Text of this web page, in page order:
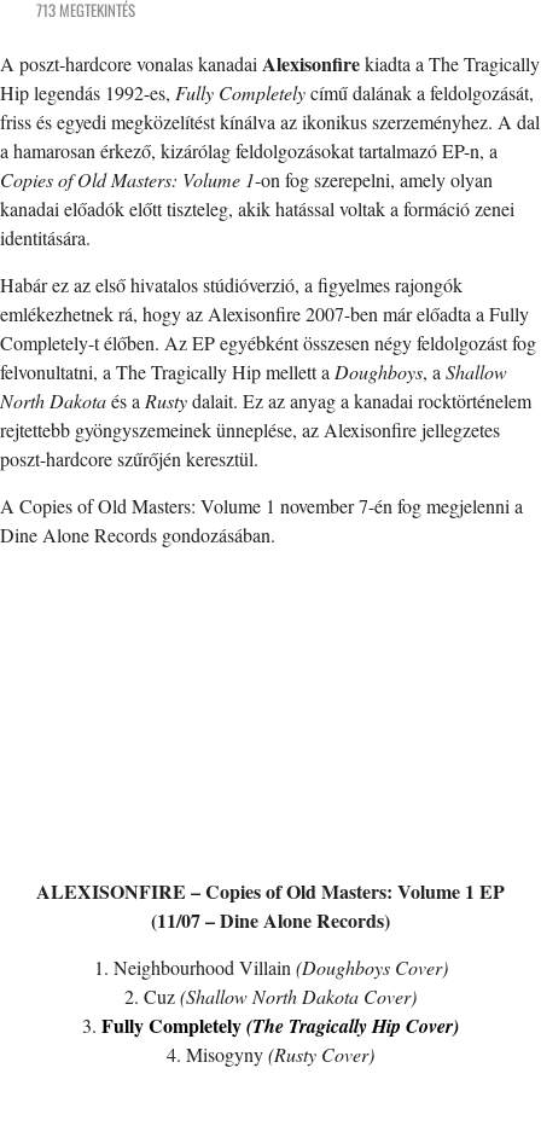
713 MEGTEKINTÉS
A poszt-hardcore vonalas kanadai Alexisonfirekiadta a The Tragically
Hip legendás 1992-es, Fully Completelycímű dalának a feldolgozását,
friss és egyedi megközelítést kínálva az ikonikus szerzeményhez. A dal
a hamarosan érkező, kizárólag feldolgozásokat tartalmazó EP-n, a
Copies of Old Masters: Volume 1-on fog szerepelni, amely olyan
kanadai előadók előtt tiszteleg, akik hatással voltak a formáció zenei
identitására.
Habár ez az első hivatalos stúdióverzió, a figyelmes rajongók
emlékezhetnek rá, hogy az Alexisonfire 2007-ben már előadta a Fully
Completely-t élőben. Az EP egyébként összesen négy feldolgozást fog
felvonultatni, a The Tragically Hip mellett a Doughboys, a Shallow
North Dakotaés a Rustydalait. Ez az anyag a kanadai rocktörténelem
rejtettebb gyöngyszemeinek ünneplése, az Alexisonfire jellegzetes
poszt-hardcore szűrőjén keresztül.
A Copies of Old Masters: Volume 1 november 7-én fog megjelenni a
Dine Alone Records gondozásában.
ALEXISONFIRE – Copies of Old Masters: Volume 1 EP
(11/07 – Dine Alone Records)
1. Neighbourhood Villain (Doughboys Cover)
2. Cuz(Shallow North Dakota Cover)
3. Fully Completely(The Tragically Hip Cover)
4. Misogyny(Rusty Cover)